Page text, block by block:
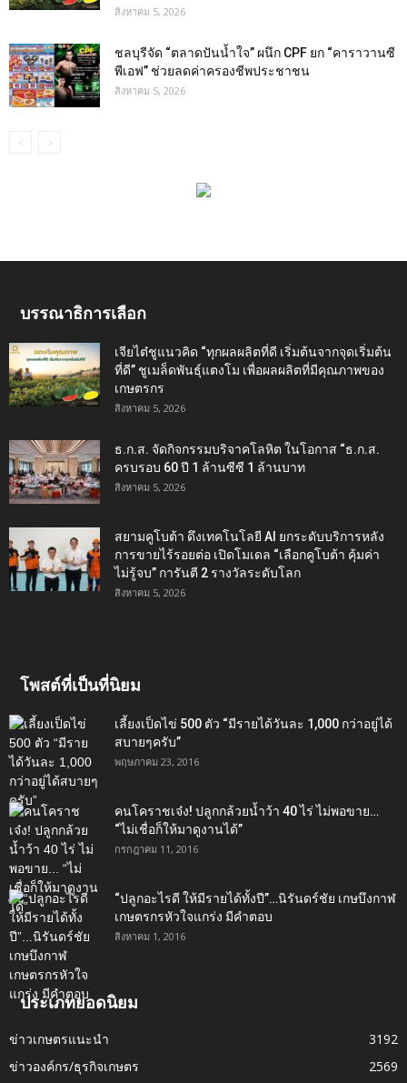
สิงหาคม 5, 2026
ชลบุรีจัด “ตลาดปันน้ำใจ” ผนึก CPF ยก “คาราวานซี
พีเอฟ” ช่วยลดค่าครองชีพประชาชน
สิงหาคม 5, 2026
บรรณาธิการเลือก
เจียไต๋ชูแนวคิด “ทุกผลผลิตที่ดี เริ่มต้นจากจุดเริ่มต้น
ที่ดี” ชูเมล็ดพันธุ์แตงโม เพื่อผลผลิตที่มีคุณภาพของ
เกษตรกร
สิงหาคม 5, 2026
ธ.ก.ส. จัดกิจกรรมบริจาคโลหิต ในโอกาส “ธ.ก.ส.
ครบรอบ 60 ปี 1 ล้านซีซี 1 ล้านบาท
สิงหาคม 5, 2026
สยามคูโบต้า ดึงเทคโนโลยี AI ยกระดับบริการหลัง
การขายไร้รอยต่อ เปิดโมเดล “เลือกคูโบต้า คุ้มค่า
ไม่รู้จบ” การันตี 2 รางวัลระดับโลก
สิงหาคม 5, 2026
โพสต์ที่เป็นที่นิยม
เลี้ยงเป็ดไข่ 500 ตัว “มีรายได้วันละ 1,000 กว่าอยู่ได้
สบายๆครับ”
พฤษภาคม 23, 2016
คนโคราชเจ๋ง! ปลูกกล้วยน้ำว้า 40 ไร่ ไม่พอขาย…
“ไม่เชื่อก็ให้มาดูงานได้”‬
กรกฎาคม 11, 2016
“ปลูกอะไรดี ให้มีรายได้ทั้งปี”…นิรันดร์ชัย เกษบึงกาฬ
เกษตรกรหัวใจแกร่ง มีคำตอบ
สิงหาคม 1, 2016
ประเภทยอดนิยม
ข่าวเกษตรแนะนำ
3192
ข่าวองค์กร/ธุรกิจเกษตร
2569